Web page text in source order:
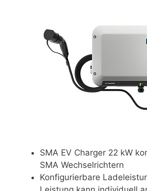
SMA EV Charger 22 kW
SMA Wechselrichtern
Konfigurierbare